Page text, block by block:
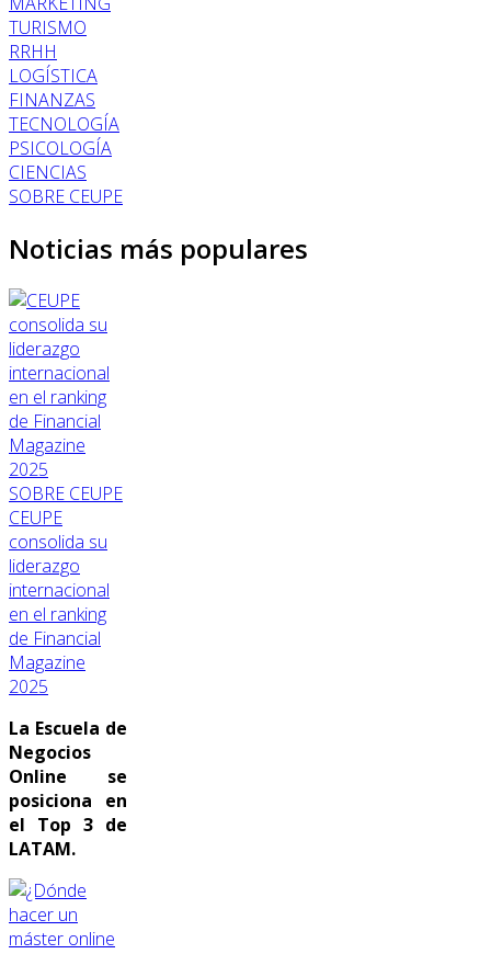
TURISMO
RRHH
LOGÍSTICA
FINANZAS
TECNOLOGÍA
PSICOLOGÍA
CIENCIAS
SOBRE CEUPE
Noticias más populares
SOBRE CEUPE
CEUPE
consolida su
liderazgo
internacional
en el ranking
de Financial
Magazine
2025
La Escuela de
Negocios
Online se
posiciona en
el Top 3 de
LATAM.